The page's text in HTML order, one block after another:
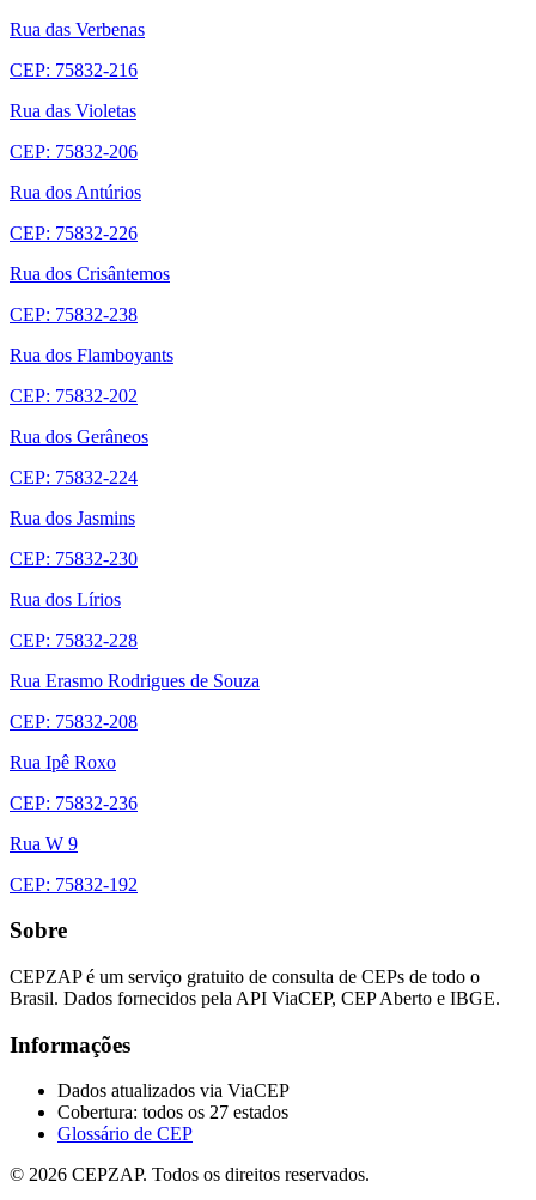
Rua das Verbenas
CEP: 75832-216
Rua das Violetas
CEP: 75832-206
Rua dos Antúrios
CEP: 75832-226
Rua dos Crisântemos
CEP: 75832-238
Rua dos Flamboyants
CEP: 75832-202
Rua dos Gerâneos
CEP: 75832-224
Rua dos Jasmins
CEP: 75832-230
Rua dos Lírios
CEP: 75832-228
Rua Erasmo Rodrigues de Souza
CEP: 75832-208
Rua Ipê Roxo
CEP: 75832-236
Rua W 9
CEP: 75832-192
Sobre
CEPZAP é um serviço gratuito de consulta de CEPs de todo o
Brasil. Dados fornecidos pela API ViaCEP, CEP Aberto e IBGE.
Informações
Dados atualizados via ViaCEP
Cobertura: todos os 27 estados
Glossário de CEP
© 2026 CEPZAP. Todos os direitos reservados.